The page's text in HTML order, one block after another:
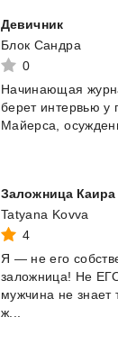
Девичник
Блок Сандра
0
Начинающая
берет интервью у
Майерса,
Заложница Каира
Tatyana Kovva
4
Я — не его
заложница! Не
мужчина не знает
ж...